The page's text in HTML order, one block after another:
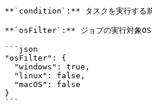
**`condition`:** タスクを実行する前に
**`osFilter`:** ジョブの実行対象OSを
```json
"osFilter": {
}
```